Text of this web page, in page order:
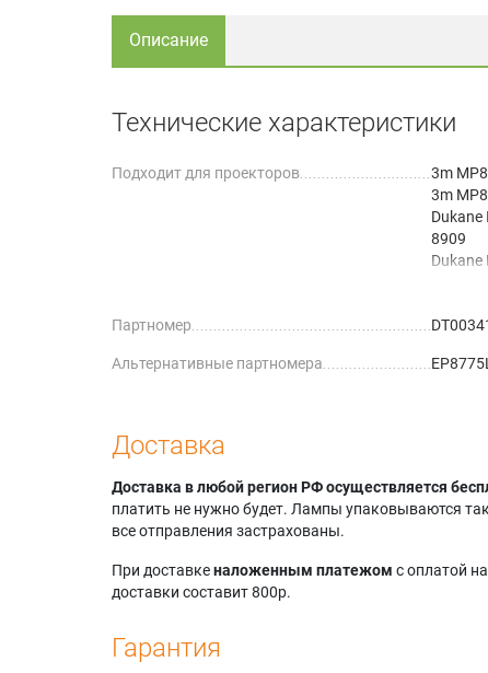
Описание
Технические характеристики
Подходит для проекторов
3m
3m
Dukane
8909
Dukane
Hitachi
Hitachi
Партномер
Альтернативные партномера
Доставка
Доставка в любой регион РФ осуществляется
платить не нужно будет. Лампы упаковываются
все отправления застрахованы.
При доставкеналоженным платежом с оплатой
доставки составит 800р.
Гарантия